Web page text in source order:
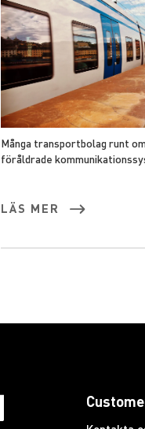
Många transportbolag runt
föråldrade
LÄS MER